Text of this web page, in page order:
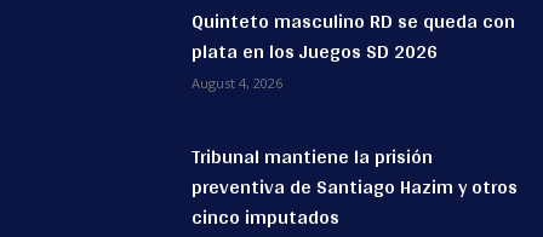
Quinteto masculino RD se queda con
plata en los Juegos SD 2026
August 4, 2026
Tribunal mantiene la prisión
preventiva de Santiago Hazim y otros
cinco imputados